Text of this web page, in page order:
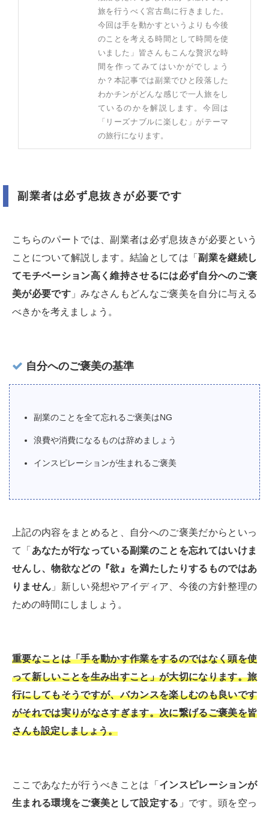
旅を行うべく宮古島に行きました。
今回は手を動かすというよりも今後
のことを考える時間として時間を使
いました」皆さんもこんな贅沢な時
間を作ってみてはいかがでしょう
か？本記事では副業でひと段落した
わかチンがどんな感じで一人旅をし
ているのかを解説します。今回は
「リーズナブルに楽しむ」がテーマ
の旅行になります。
副業者は必ず息抜きが必要です
こちらのパートでは、副業者は必ず息抜きが必要という
ことについて解説します。結論としては「副業を継続し
てモチベーション高く維持させるには必ず自分へのご褒
美が必要です 」みなさんもどんなご褒美を自分に与える
べきかを考えましょう。
自分へのご褒美の基準
副業のことを全て忘れるご褒美はNG
浪費や消費になるものは辞めましょう
インスピレーションが生まれるご褒美
上記の内容をまとめると、自分へのご褒美だからといっ
て「 あなたが行なっている副業のことを忘れてはいけま
せんし、物欲などの『欲』を満たしたりするものではあ
りません 」新しい発想やアイディア、今後の方針整理の
ための時間にしましょう。
重要なことは「手を動かす作業をするのではなく頭を使
って新しいことを生み出すこと」が大切になります。旅
行にしてもそうですが、バカンスを楽しむのも良いです
がそれでは実りがなさすぎます。次に繋げるご褒美を皆
さんも設定しましょう。
ここであなたが行うべきことは「 インスピレーションが
生まれる環境をご褒美として設定する 」です。頭を空っ